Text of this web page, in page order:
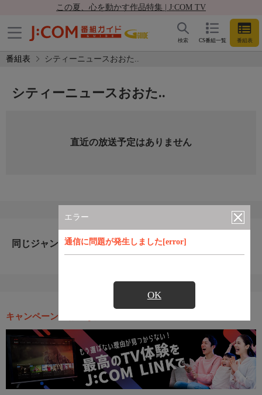
この夏、心を動かす作品特集 | J:COM TV
CS番組一覧 番組表
検索
番組表 シティーニュースおおた..
エラー
通信に問題が発生しました[error]
OK
シティーニュースおおた..
直近の放送予定はありません
同じジャンルのおすすめ番組
キャンペーン・お得な情報